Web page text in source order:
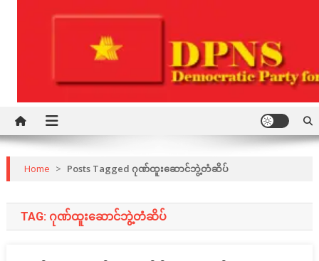
DPNS
Home > Posts Tagged ဂုဏ်ထူးဆောင်ဘွဲ့တံဆိပ်
TAG: ဂုဏ်ထူးဆောင်ဘွဲ့တံဆိပ်